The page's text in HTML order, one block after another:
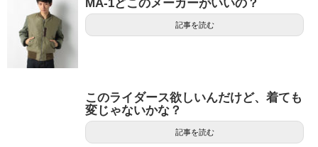
MA-1どこのメーカーがいいの？
記事を読む
このライダース欲しいんだけど、着ても
変じゃないかな？
記事を読む